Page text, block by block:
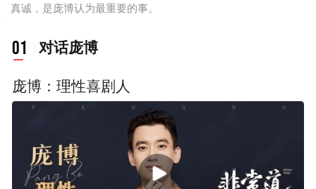
真诚，是庞博认为最重要的事。
01 对话庞博
庞博：理性喜剧人